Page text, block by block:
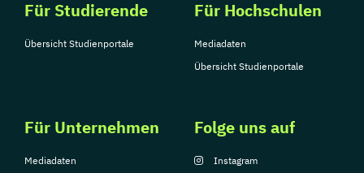
Für Studierende
Übersicht Studienportale
Für Hochschulen
Mediadaten
Übersicht Studienportale
Für Unternehmen
Mediadaten
Folge uns auf
Instagram